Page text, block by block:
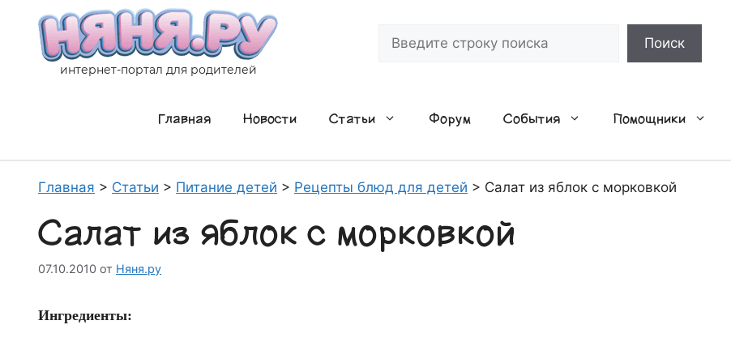
содержимому
интернет-портал для родителей
Поиск
Главная Новости Статьи Форум События Помощники
Главная > Статьи > Питание детей > Рецепты блюд для детей > Салат из яблок с морковкой
Салат из яблок с морковкой
07.10.2010 от Няня.ру
Ингредиенты: